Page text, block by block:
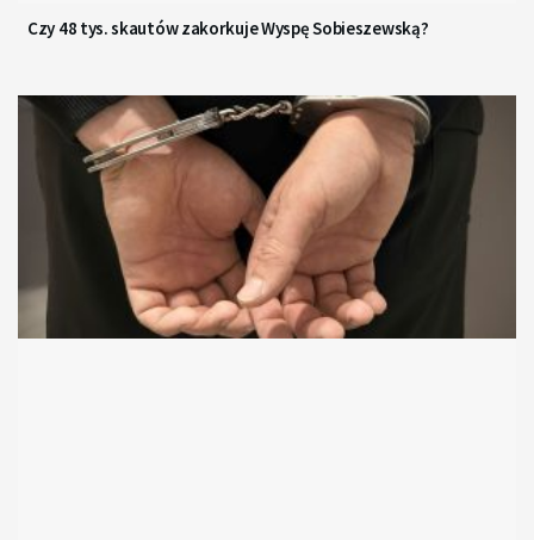
Czy 48 tys. skautów zakorkuje Wyspę Sobieszewską?